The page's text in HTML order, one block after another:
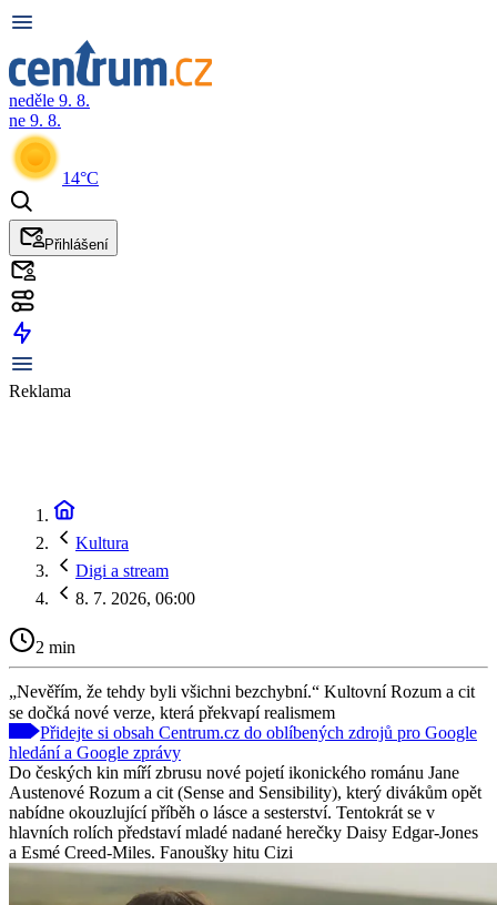
neděle 9. 8.
ne 9. 8.
14°C
Přihlášení
Reklama
Kultura
Digi a stream
8. 7. 2026, 06:00
2 min
„Nevěřím, že tehdy byli všichni bezchybní.“ Kultovní Rozum a cit
se dočká nové verze, která překvapí realismem
Přidejte si obsah Centrum.cz do oblíbených zdrojů pro Google
hledání a Google zprávy
Do českých kin míří zbrusu nové pojetí ikonického románu Jane
Austenové Rozum a cit (Sense and Sensibility), který divákům opět
nabídne okouzlující příběh o lásce a sesterství. Tentokrát se v
hlavních rolích představí mladé nadané herečky Daisy Edgar-Jones
a Esmé Creed-Miles. Fanoušky hitu Cizi